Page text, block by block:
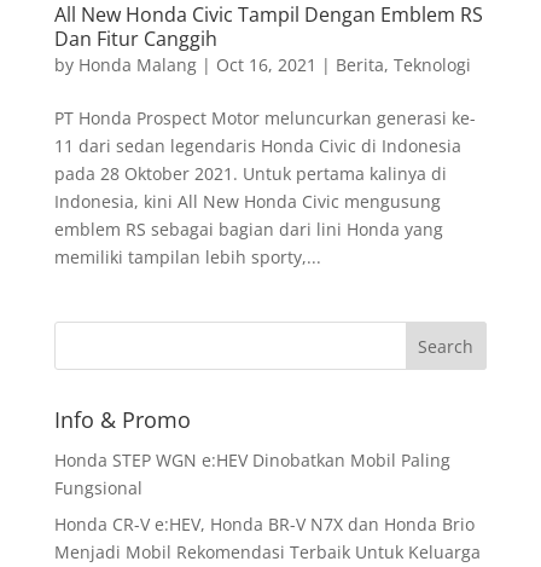
All New Honda Civic Tampil Dengan Emblem RS
Dan Fitur Canggih
by Honda Malang| Oct 16, 2021 | Berita, Teknologi
PT Honda Prospect Motor meluncurkan generasi ke-
11 dari sedan legendaris Honda Civic di Indonesia
pada 28 Oktober 2021. Untuk pertama kalinya di
Indonesia, kini All New Honda Civic mengusung
emblem RS sebagai bagian dari lini Honda yang
memiliki tampilan lebih sporty,...
Info & Promo
Honda STEP WGN e:HEV Dinobatkan Mobil Paling
Fungsional
Honda CR-V e:HEV, Honda BR-V N7X dan Honda Brio
Menjadi Mobil Rekomendasi Terbaik Untuk Keluarga